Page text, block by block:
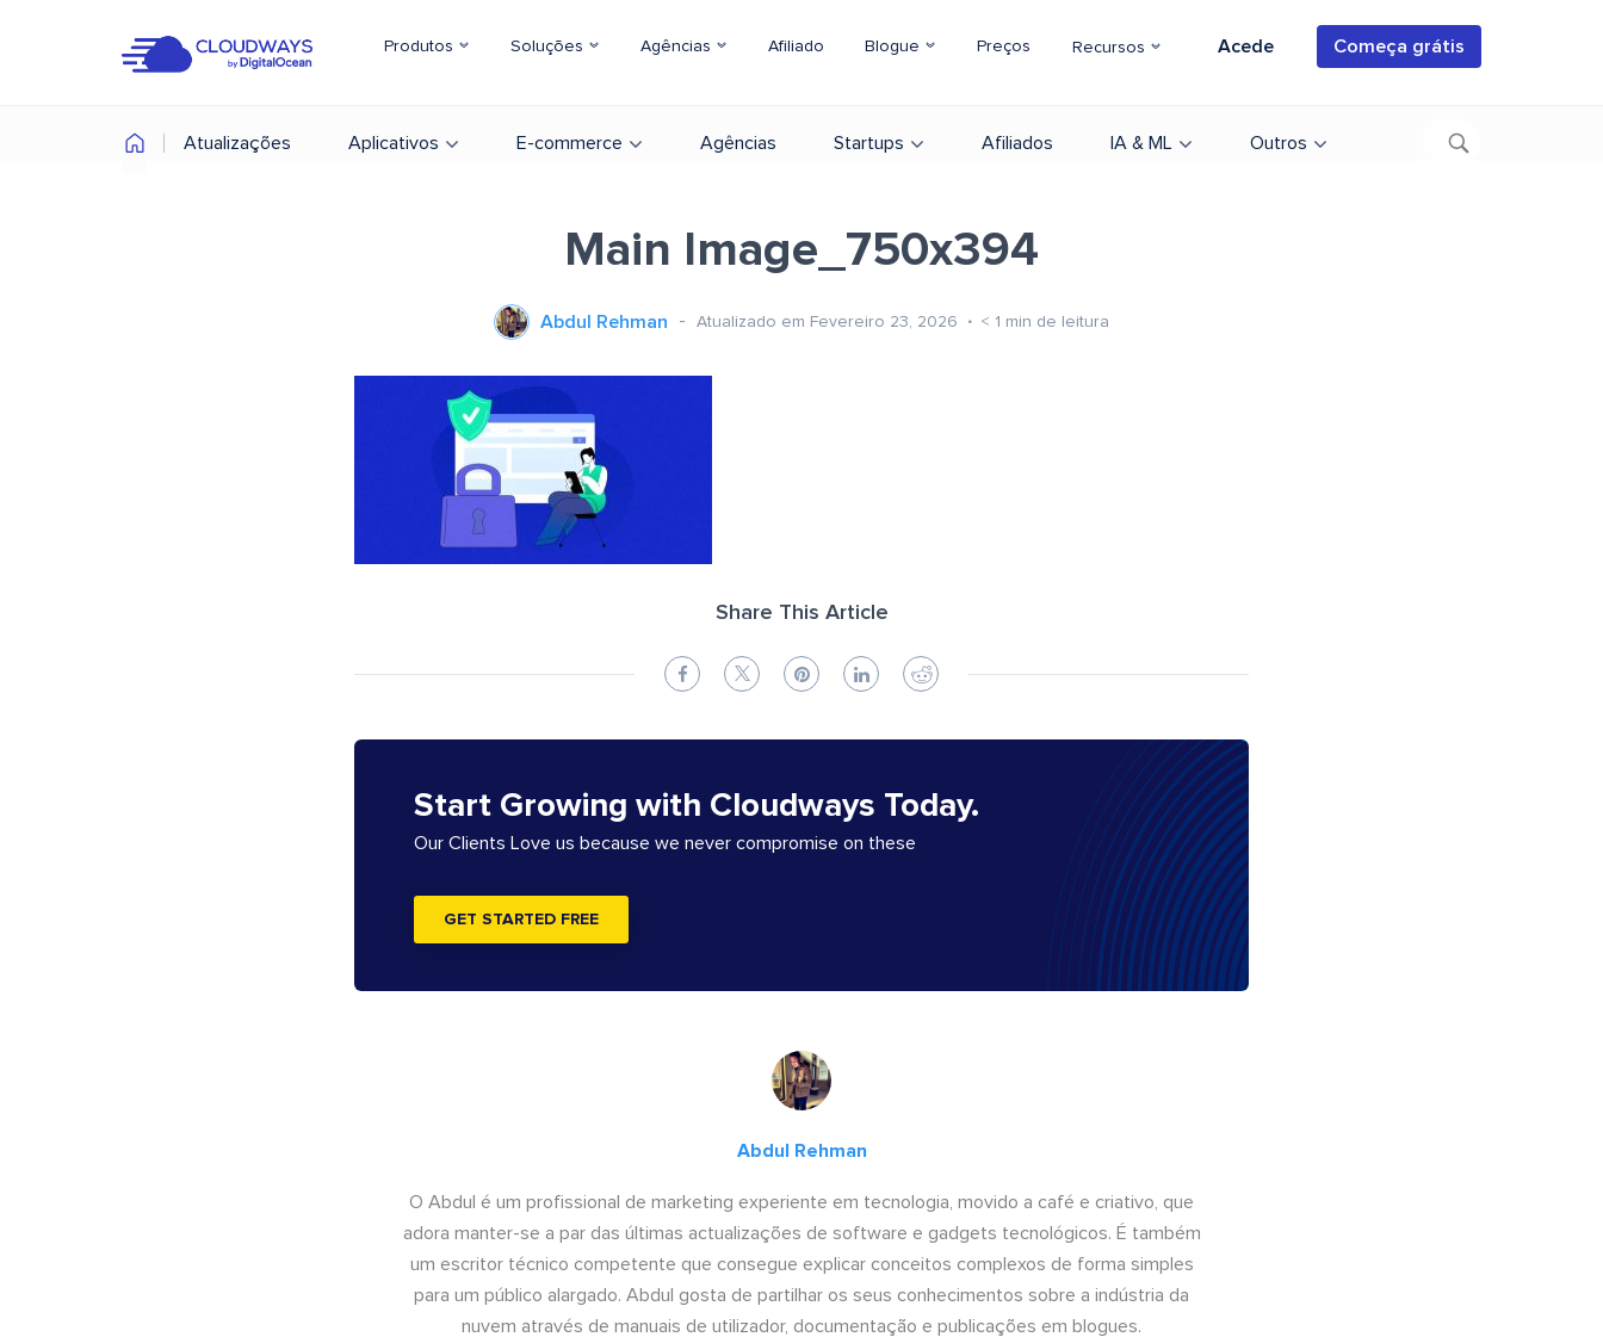
Produtos Soluções Agências Afiliado Blogue Preços Recursos Acede Começa grátis
Atualizações Aplicativos E-commerce Agências Startups Afiliados IA & ML Outros
Main Image_750x394
Abdul Rehman Atualizado em Fevereiro 23, 2026 < 1 min de leitura
Share This Article
Start Growing with Cloudways Today.
Our Clients Love us because we never compromise on these
GET STARTED FREE
Abdul Rehman
O Abdul é um profissional de marketing experiente em tecnologia, movido a café e criativo, que
adora manter-se a par das últimas actualizações de software e gadgets tecnológicos. É também
um escritor técnico competente que consegue explicar conceitos complexos de forma simples
para um público alargado. Abdul gosta de partilhar os seus conhecimentos sobre a indústria da
nuvem através de manuais de utilizador, documentação e publicações em blogues.